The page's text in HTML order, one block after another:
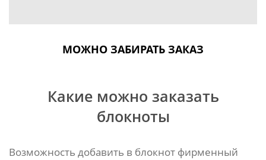
МОЖНО ЗАБИРАТЬ ЗАКАЗ
Какие можно заказать
блокноты
Возможность добавить в блокнот фирменный